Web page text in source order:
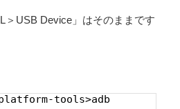
＞USB Device」はそのままです
tools>adb